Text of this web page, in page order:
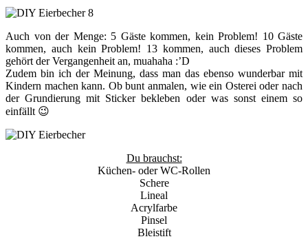
Auch von der Menge: 5 Gäste kommen, kein Problem! 10 Gäste
kommen, auch kein Problem! 13 kommen, auch dieses Problem
gehört der Vergangenheit an, muahaha :’D
Zudem bin ich der Meinung, dass man das ebenso wunderbar mit
Kindern machen kann. Ob bunt anmalen, wie ein Osterei oder nach
der Grundierung mit Sticker bekleben oder was sonst einem so
einfällt 😉
Du brauchst:
Küchen- oder WC-Rollen
Schere
Lineal
Acrylfarbe
Pinsel
Bleistift